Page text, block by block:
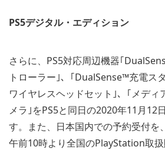
PS5デジタル・エディション
さらに、PS5対応周辺機器｢
トローラー｣、｢DualSense™充電ス
ワイヤレスヘッドセット｣、｢メディ
メラ｣をPS5と同日の2020年11月12
す。また、日本国内での予約受付を
午前10時より全国のPlayStation取